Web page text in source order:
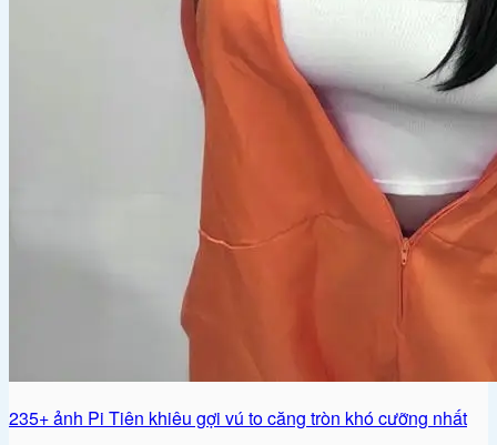
235+ ảnh Pi Tiên khiêu gợi vú to căng tròn khó cưỡng nhất